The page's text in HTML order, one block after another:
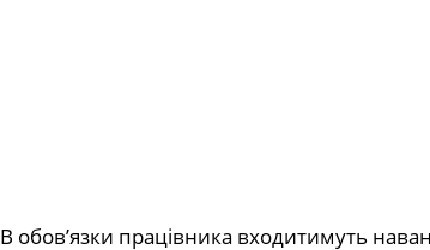
В обов’язки працівника входитимуть